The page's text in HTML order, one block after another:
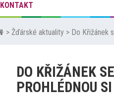
KONTAKT
> Žďárské aktuality > Do Křižánek
DO KŘIŽÁNEK
PROHLÉDNOU